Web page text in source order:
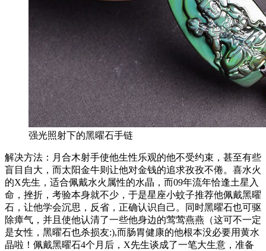
强光照射下的黑曜石手链
解决方法：月合木射手使他生性乐观的他不受约束，甚至有些
盲目自大，而太阳金牛则让他对金钱的追求孜孜不倦。喜水火
的X先生，适合佩戴水火属性的水晶，而09年流年恰逢土星入
命，挫折，考验本身就不少，于是星座小蚊子推荐他佩戴黑曜
石，让他学会沉思，反省，正确认识自己。同时黑曜石也可驱
除瘴气，并且使他认清了一些他身边的莺莺燕燕（这可不一定
是女性，黑曜石也杀损友:),而肠胃健康的他根本没必要用黄水
晶啦！佩戴黑曜石4个月后，X先生谈成了一笔大生意，准备